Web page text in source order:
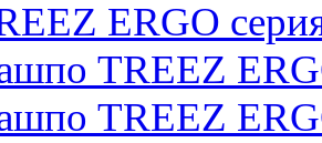
ERGO
TREEZ
TREEZ